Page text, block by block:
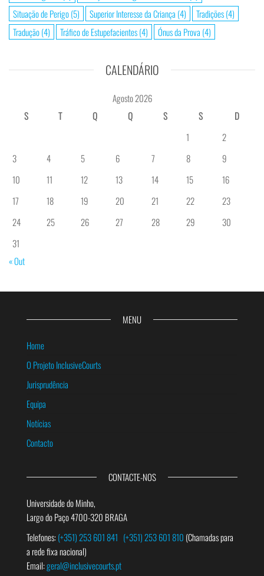
Situação de Perigo(5) Superior Interesse da Criança (4) Tradições(4)
Tradução(4) Tráfico de Estupefacientes(4) Ónus da Prova (4)
CALENDÁRIO
Agosto 2026
S
T Q Q S S
D
1
2
3
4 5 6 7 8
9
10
11 12 13 14 15
16
17
18 19 20 21 22
23
24
25 26 27 28 29
30
31
« Out
MENU
Home
O Projeto InclusiveCourts
Jurisprudência
Equipa
Notícias
Contacto
CONTACTE-NOS
Universidade do Minho,
Largo do Paço 4700-320 BRAGA
Telefones:(+351) 253 601 841 (+351) 253 601 810 (Chamadas para
a rede fixa nacional)
Email:geral@inclusivecourts.pt